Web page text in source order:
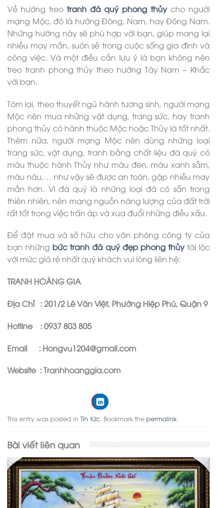
Về hướng treo tranh đá quý phong thủy cho người
mạng Mộc, đó là hướng Đông, Nam, hay Đông Nam.
Những hướng này sẽ phù hợp với bạn, giúp mang lại
nhiều may mắn, suôn sẻ trong cuộc sống gia đình và
công việc. Và một điều cần lưu ý là bạn không nên
treo tranh phong thủy theo hướng Tây Nam – Khắc
với bạn.
Tóm lại, theo thuyết ngũ hành tương sinh, người mạng
Mộc nên mua những vật dụng, trang sức, hay tranh
phong thủy có hành thuộc Mộc hoặc Thủy là tốt nhất.
Thêm nữa, người mạng Mộc nên dùng những loại
trang sức, vật dụng, tranh bằng chất liệu đá quý có
màu thuộc hành Thủy như màu đen, màu xanh sẫm,
màu nâu,… như vậy sẽ được an toàn, gặp nhiều may
mắn hơn. Vì đá quý là những loại đá có sẵn trong
thiên nhiên, nên mang nguồn năng lượng của đất trời
rất tốt trong việc trấn áp và xua đuổi những điều xấu.
Để đặt mua và sở hữu cho văn phòng công ty của
bạn những bức tranh đá quý đẹp phong thủytài lộc
với mức giá rẻ nhất quý khách vui lòng liên hệ:
TRANH HOÀNG GIA
Địa Chỉ : 201/2 Lê Văn Việt, Phường Hiệp Phú, Quận 9
Hotline : 0937 803 805
Email : Hongvu1204@gmail.com
Website : Tranhhoanggia.com
This entry was posted in Tin tức. Bookmark the permalink.
Bài viết liên quan